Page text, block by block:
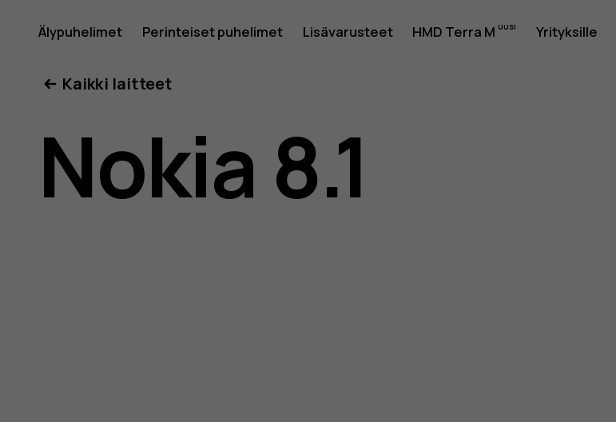
Nokia
8.1
Älypuhelimet Perinteiset puhelimet Lisävarusteet HMD Terra M Yrityksille
Kaikki laitteet
Nokia 8.1